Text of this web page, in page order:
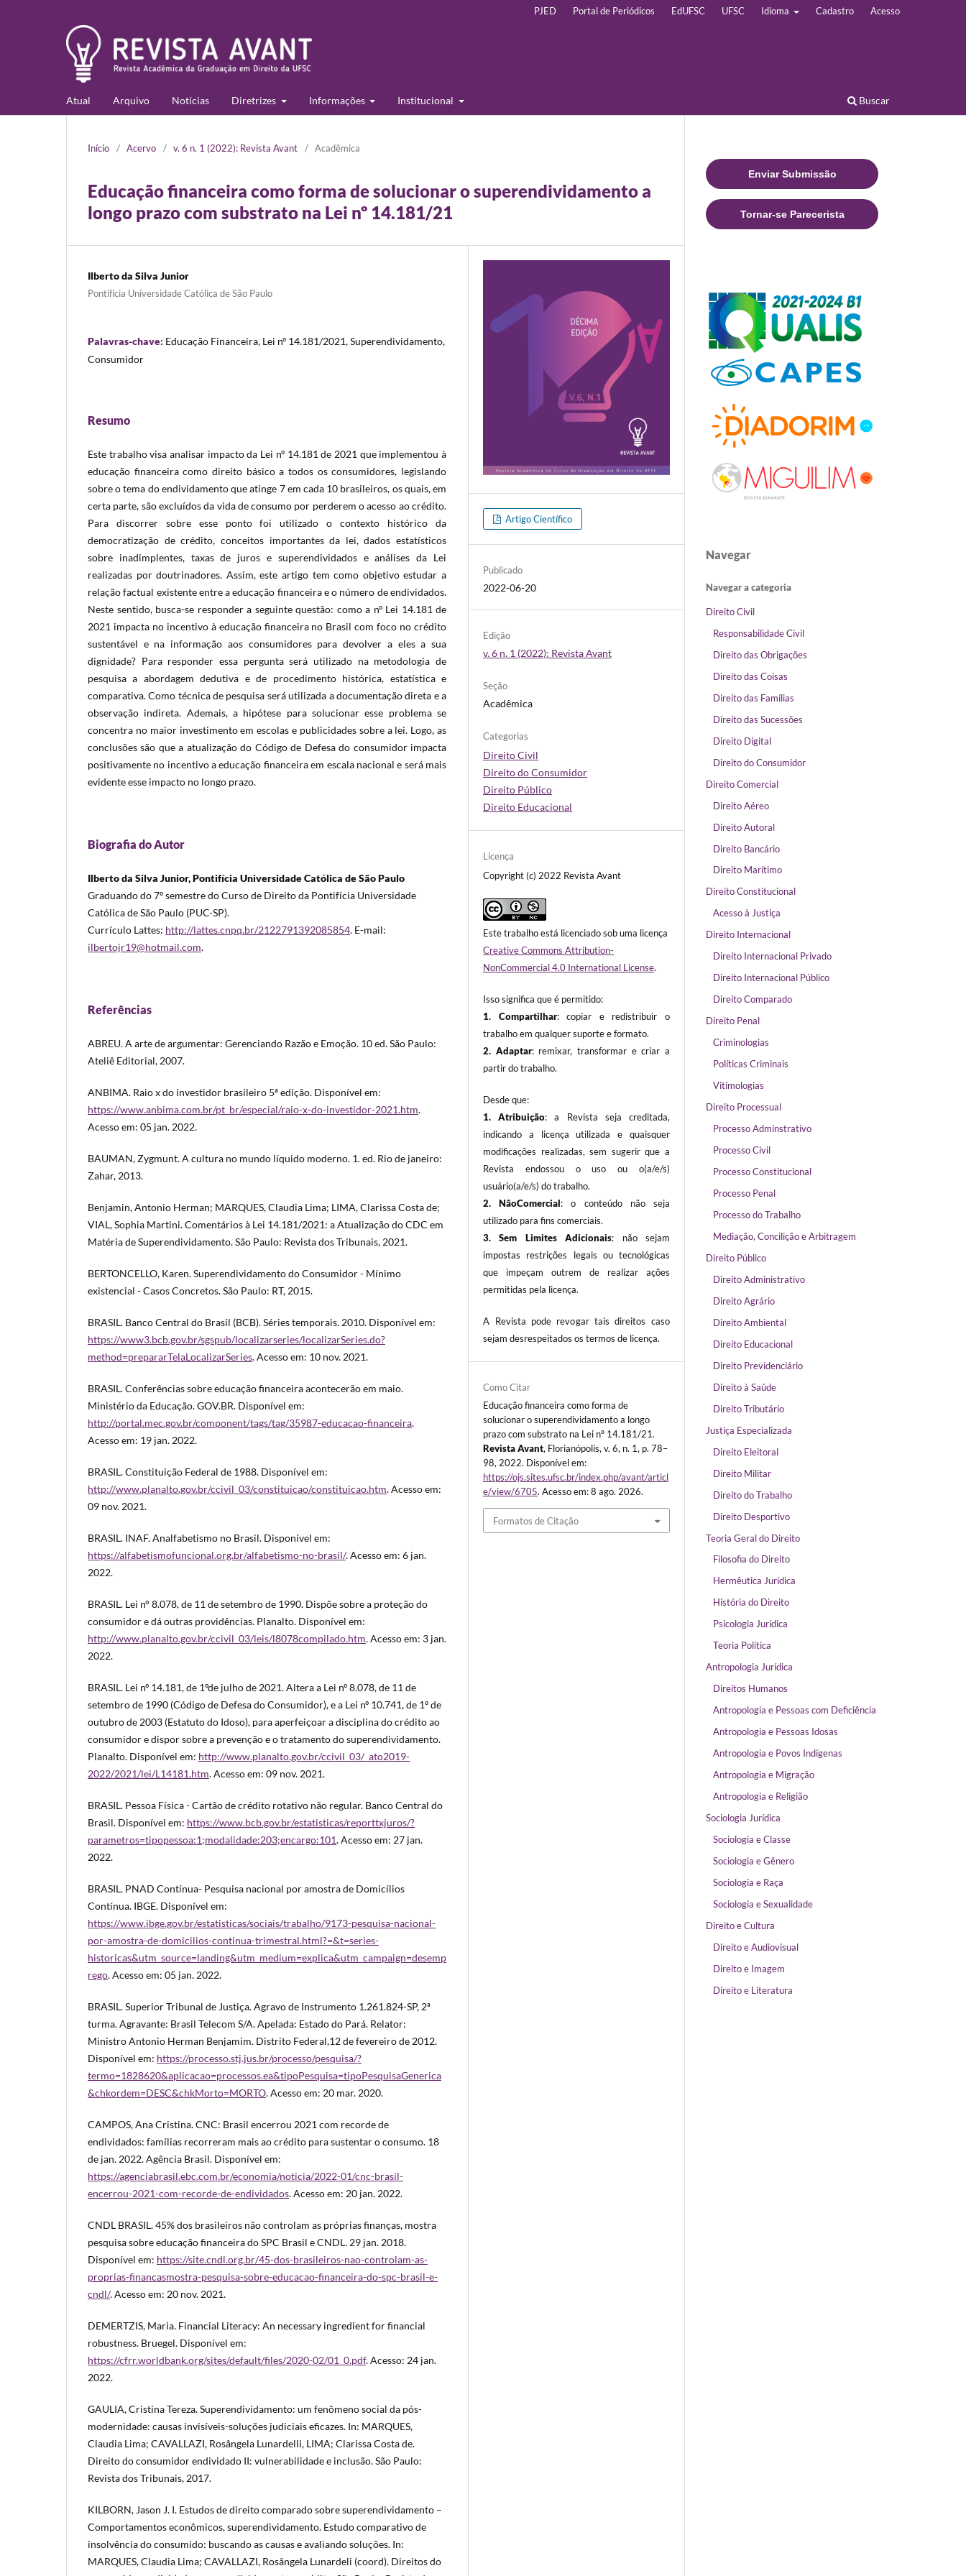
Atual Arquivo Notícias Diretrizes Informações Institucional Buscar
PJED Portal de Periódicos EdUFSC UFSC Idioma Cadastro Acesso
Início / Acervo / v. 6 n. 1 (2022): Revista Avant / Acadêmica
Educação financeira como forma de solucionar o superendividamento a
longo prazo com substrato na Lei nº 14.181/21
Ilberto da Silva Junior
Pontifícia Universidade Católica de São Paulo
Palavras-chave: Educação Financeira, Lei nº 14.181/2021, Superendividamento,
Consumidor
Resumo
Este trabalho visa analisar impacto da Lei nº 14.181 de 2021 que implementou à
educação financeira como direito básico a todos os consumidores, legislando
sobre o tema do endividamento que atinge 7 em cada 10 brasileiros, os quais, em
certa parte, são excluídos da vida de consumo por perderem o acesso ao crédito.
Para discorrer sobre esse ponto foi utilizado o contexto histórico da
democratização de crédito, conceitos importantes da lei, dados estatísticos
sobre inadimplentes, taxas de juros e superendividados e análises da Lei
realizadas por doutrinadores. Assim, este artigo tem como objetivo estudar a
relação factual existente entre a educação financeira e o número de endividados.
Neste sentido, busca-se responder a seguinte questão: como a nº Lei 14.181 de
2021 impacta no incentivo à educação financeira no Brasil com foco no crédito
sustentável e na informação aos consumidores para devolver a eles a sua
dignidade? Para responder essa pergunta será utilizado na metodologia de
pesquisa a abordagem dedutiva e de procedimento histórica, estatística e
comparativa. Como técnica de pesquisa será utilizada a documentação direta e a
observação indireta. Ademais, a hipótese para solucionar esse problema se
concentra no maior investimento em escolas e publicidades sobre a lei. Logo, as
conclusões são que a atualização do Código de Defesa do consumidor impacta
positivamente no incentivo a educação financeira em escala nacional e será mais
evidente esse impacto no longo prazo.
Biografia do Autor
Ilberto da Silva Junior, Pontifícia Universidade Católica de São Paulo
Graduando do 7º semestre do Curso de Direito da Pontifícia Universidade
Católica de São Paulo (PUC-SP).
Currículo Lattes: http://lattes.cnpq.br/2122791392085854. E-mail:
ilbertojr19@hotmail.com.
Referências
ABREU. A arte de argumentar: Gerenciando Razão e Emoção. 10 ed. São Paulo:
Ateliê Editorial, 2007.
ANBIMA. Raio x do investidor brasileiro 5ª edição. Disponível em:
https://www.anbima.com.br/pt_br/especial/raio-x-do-investidor-2021.htm.
Acesso em: 05 jan. 2022.
BAUMAN, Zygmunt. A cultura no mundo líquido moderno. 1. ed. Rio de janeiro:
Zahar, 2013.
Benjamin, Antonio Herman; MARQUES, Claudia Lima; LIMA, Clarissa Costa de;
VIAL, Sophia Martini. Comentários à Lei 14.181/2021: a Atualização do CDC em
Matéria de Superendividamento. São Paulo: Revista dos Tribunais, 2021.
BERTONCELLO, Karen. Superendividamento do Consumidor - Mínimo
existencial - Casos Concretos. São Paulo: RT, 2015.
BRASIL. Banco Central do Brasil (BCB). Séries temporais. 2010. Disponível em:
https://www3.bcb.gov.br/sgspub/localizarseries/localizarSeries.do?
method=prepararTelaLocalizarSeries. Acesso em: 10 nov. 2021.
BRASIL. Conferências sobre educação financeira acontecerão em maio.
Ministério da Educação. GOV.BR. Disponível em:
http://portal.mec.gov.br/component/tags/tag/35987-educacao-financeira.
Acesso em: 19 jan. 2022.
BRASIL. Constituição Federal de 1988. Disponível em:
http://www.planalto.gov.br/ccivil_03/constituicao/constituicao.htm. Acesso em:
09 nov. 2021.
BRASIL. INAF. Analfabetismo no Brasil. Disponível em:
https://alfabetismofuncional.org.br/alfabetismo-no-brasil/. Acesso em: 6 jan.
2022.
BRASIL. Lei n° 8.078, de 11 de setembro de 1990. Dispõe sobre a proteção do
consumidor e dá outras providências. Planalto. Disponível em:
http://www.planalto.gov.br/ccivil_03/leis/l8078compilado.htm. Acesso em: 3 jan.
2022.
BRASIL. Lei nº 14.181, de 1ºde julho de 2021. Altera a Lei nº 8.078, de 11 de
setembro de 1990 (Código de Defesa do Consumidor), e a Lei nº 10.741, de 1º de
outubro de 2003 (Estatuto do Idoso), para aperfeiçoar a disciplina do crédito ao
consumidor e dispor sobre a prevenção e o tratamento do superendividamento.
Planalto. Disponível em: http://www.planalto.gov.br/ccivil_03/_ato2019-
2022/2021/lei/L14181.htm. Acesso em: 09 nov. 2021.
BRASIL. Pessoa Física - Cartão de crédito rotativo não regular. Banco Central do
Brasil. Disponível em: https://www.bcb.gov.br/estatisticas/reporttxjuros/?
parametros=tipopessoa:1;modalidade:203;encargo:101. Acesso em: 27 jan.
2022.
BRASIL. PNAD Contínua- Pesquisa nacional por amostra de Domicílios
Contínua. IBGE. Disponível em:
https://www.ibge.gov.br/estatisticas/sociais/trabalho/9173-pesquisa-nacional-
por-amostra-de-domicilios-continua-trimestral.html?=&t=series-
historicas&utm_source=landing&utm_medium=explica&utm_campaign=desemp
rego. Acesso em: 05 jan. 2022.
BRASIL. Superior Tribunal de Justiça. Agravo de Instrumento 1.261.824-SP, 2ª
turma. Agravante: Brasil Telecom S/A. Apelada: Estado do Pará. Relator:
Ministro Antonio Herman Benjamim. Distrito Federal,12 de fevereiro de 2012.
Disponível em: https://processo.stj.jus.br/processo/pesquisa/?
termo=1828620&aplicacao=processos.ea&tipoPesquisa=tipoPesquisaGenerica
&chkordem=DESC&chkMorto=MORTO. Acesso em: 20 mar. 2020.
CAMPOS, Ana Cristina. CNC: Brasil encerrou 2021 com recorde de
endividados: famílias recorreram mais ao crédito para sustentar o consumo. 18
de jan. 2022. Agência Brasil. Disponível em:
https://agenciabrasil.ebc.com.br/economia/noticia/2022-01/cnc-brasil-
encerrou-2021-com-recorde-de-endividados. Acesso em: 20 jan. 2022.
CNDL BRASIL. 45% dos brasileiros não controlam as próprias finanças, mostra
pesquisa sobre educação financeira do SPC Brasil e CNDL. 29 jan. 2018.
Disponível em: https://site.cndl.org.br/45-dos-brasileiros-nao-controlam-as-
proprias-financasmostra-pesquisa-sobre-educacao-financeira-do-spc-brasil-e-
cndl/. Acesso em: 20 nov. 2021.
DEMERTZIS, Maria. Financial Literacy: An necessary ingredient for financial
robustness. Bruegel. Disponível em:
https://cfrr.worldbank.org/sites/default/files/2020-02/01_0.pdf. Acesso: 24 jan.
2022.
GAULIA, Cristina Tereza. Superendividamento: um fenômeno social da pós-
modernidade: causas invisíveis-soluções judiciais eficazes. In: MARQUES,
Claudia Lima; CAVALLAZI, Rosângela Lunardelli, LIMA; Clarissa Costa de.
Direito do consumidor endividado II: vulnerabilidade e inclusão. São Paulo:
Revista dos Tribunais, 2017.
KILBORN, Jason J. I. Estudos de direito comparado sobre superendividamento –
Comportamentos econômicos, superendividamento. Estudo comparativo de
insolvência do consumido: buscando as causas e avaliando soluções. In:
MARQUES, Claudia Lima; CAVALLAZI, Rosângela Lunardeli (coord). Direitos do
Artigo Científico
Publicado
2022-06-20
Edição
v. 6 n. 1 (2022): Revista Avant
Seção
Acadêmica
Categorias
Direito Civil
Direito do Consumidor
Direito Público
Direito Educacional
Licença
Copyright (c) 2022 Revista Avant
Este trabalho está licenciado sob uma licença
Creative Commons Attribution-
NonCommercial 4.0 International License.
Isso significa que é permitido:
1. Compartilhar: copiar e redistribuir o
trabalho em qualquer suporte e formato.
2. Adaptar: remixar, transformar e criar a
partir do trabalho.
Desde que:
1. Atribuição: a Revista seja creditada,
indicando a licença utilizada e quaisquer
modificações realizadas, sem sugerir que a
Revista endossou o uso ou o(a/e/s)
usuário(a/e/s) do trabalho.
2. NãoComercial: o conteúdo não seja
utilizado para fins comerciais.
3.Sem Limites Adicionais: não sejam
impostas restrições legais ou tecnológicas
que impeçam outrem de realizar ações
permitidas pela licença.
A Revista pode revogar tais direitos caso
sejam desrespeitados os termos de licença.
Como Citar
Educação financeira como forma de
solucionar o superendividamento a longo
prazo com substrato na Lei nº 14.181/21.
Revista Avant, Florianópolis, v. 6, n. 1, p. 78–
98, 2022. Disponível em:
https://ojs.sites.ufsc.br/index.php/avant/articl
e/view/6705. Acesso em: 8 ago. 2026.
Formatos de Citação
Enviar Submissão
Tornar-se Parecerista
Navegar
Navegar a categoria
Direito Civil
Responsabilidade Civil
Direito das Obrigações
Direito das Coisas
Direito das Famílias
Direito das Sucessões
Direito Digital
Direito do Consumidor
Direito Comercial
Direito Aéreo
Direito Autoral
Direito Bancário
Direito Marítimo
Direito Constitucional
Acesso à Justiça
Direito Internacional
Direito Internacional Privado
Direito Internacional Público
Direito Comparado
Direito Penal
Criminologias
Políticas Criminais
Vitimologias
Direito Processual
Processo Adminstrativo
Processo Civil
Processo Constitucional
Processo Penal
Processo do Trabalho
Mediação, Concilição e Arbitragem
Direito Público
Direito Administrativo
Direito Agrário
Direito Ambiental
Direito Educacional
Direito Previdenciário
Direito à Saúde
Direito Tributário
Justiça Especializada
Direito Eleitoral
Direito Militar
Direito do Trabalho
Direito Desportivo
Teoria Geral do Direito
Filosofia do Direito
Hermêutica Jurídica
História do Direito
Psicologia Jurídica
Teoria Política
Antropologia Jurídica
Direitos Humanos
Antropologia e Pessoas com Deficiência
Antropologia e Pessoas Idosas
Antropologia e Povos Indígenas
Antropologia e Migração
Antropologia e Religião
Sociologia Jurídica
Sociologia e Classe
Sociologia e Gênero
Sociologia e Raça
Sociologia e Sexualidade
Direito e Cultura
Direito e Audiovisual
Direito e Imagem
Direito e Literatura